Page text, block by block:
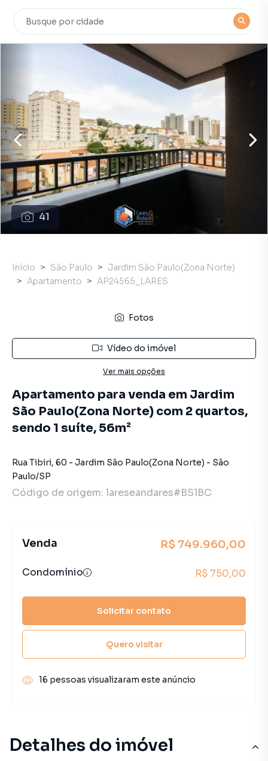
41
Detalhes do imóvel
Início São Paulo
Jardim São Paulo(Zona Norte)
Apartamento
AP24565_LARES
Fotos
Vídeo do imóvel
Ver mais opções
Apartamento para venda em Jardim
São Paulo(Zona Norte) com 2 quartos,
sendo 1 suíte, 56m²
Rua Tibiri, 60 - Jardim São Paulo(Zona Norte) - São
Paulo/SP
Código de origem: lareseandares#BS1BC
Venda R$ 749.960,00
Condomínio R$ 750,00
Solicitar contato
Quero visitar
16 pessoas visualizaram este anúncio